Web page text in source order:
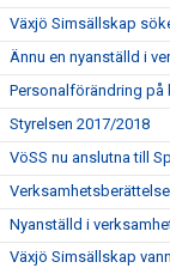
Växjö Simsällskap
Ännu en nyanställd i
Personalförändring på
Styrelsen 2017/2018
VöSS nu anslutna till
Nyanställd i
Växjö Simsällskap